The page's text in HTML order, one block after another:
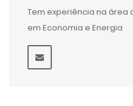
Tem experiência na área
em Economia e Energia